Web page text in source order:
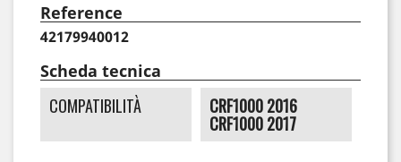
Reference
42179940012
Scheda tecnica
COMPATIBILITÀ CRF1000 2016
CRF1000 2017